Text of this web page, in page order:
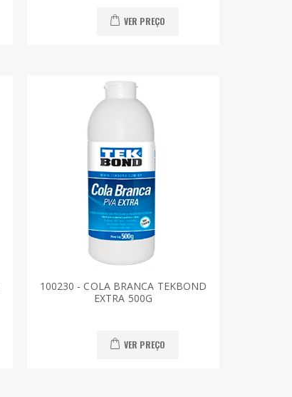
VER PREÇO
100230 - COLA BRANCA TEKBOND
EXTRA 500G
VER PREÇO